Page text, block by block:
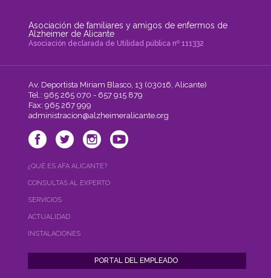
Asociación de familiares y amigos de enfermos de
Alzheimer de Alicante
Asociación declarada de Utilidad pública nº 111332
Av. Deportista Miriam Blasco, 13 (03016, Alicante)
Tel.: 965 265 070 - 657 915 879
Fax: 965 267 999
administracion@alzheimeralicante.org
¿QUÉ ES AFA ALICANTE?
CONSULTAS AL EXPERTO
SERVICIOS
ACTUALIDAD
INSTALACIONES